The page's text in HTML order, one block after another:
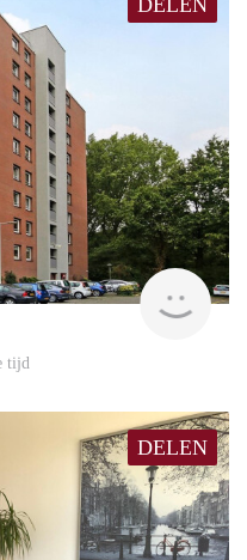
tijd
DELEN